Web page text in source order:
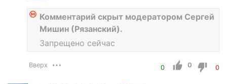
Комментарий скрыт модератором Сергей
Мишин (Рязанский).
Запрещено сейчас
Вверх 0 0 0